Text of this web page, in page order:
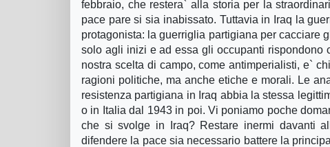
febbraio, che restera` alla storia per la
pace pare si sia inabissato. Tuttavia in Iraq la
protagonista: la guerriglia partigiana per cacciare
solo agli inizi e ad essa gli occupanti rispondono
nostra scelta di campo, come antimperialisti, e`
ragioni politiche, ma anche etiche e morali. Le
resistenza partigiana in Iraq abbia la stessa
o in Italia dal 1943 in poi. Vi poniamo poche
che si svolge in Iraq? Restare inermi davanti
difendere la pace sia necessario battere la